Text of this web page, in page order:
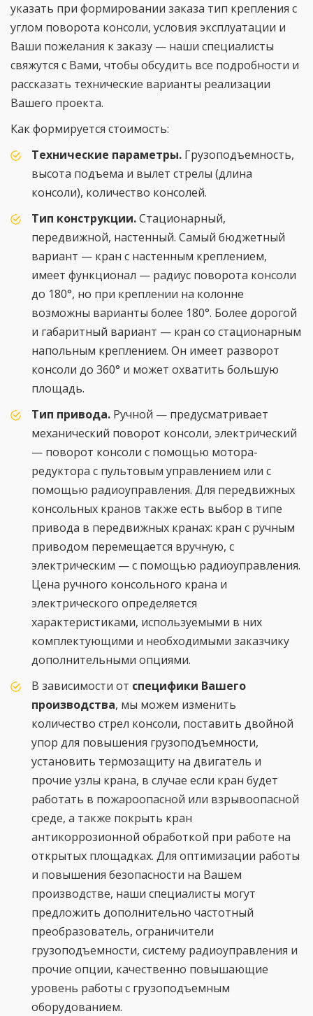
указать при формировании заказа тип крепления с
углом поворота консоли, условия эксплуатации и
Ваши пожелания к заказу — наши специалисты
свяжутся с Вами, чтобы обсудить все подробности и
рассказать технические варианты реализации
Вашего проекта.
Как формируется стоимость:
Технические параметры. Грузоподъемность,
высота подъема и вылет стрелы (длина
консоли), количество консолей.
Тип конструкции.Стационарный,
передвижной, настенный. Самый бюджетный
вариант — кран с настенным креплением,
имеет функционал — радиус поворота консоли
до 180°, но при креплении на колонне
возможны варианты более 180°. Более дорогой
и габаритный вариант — кран со стационарным
напольным креплением. Он имеет разворот
консоли до 360° и может охватить большую
площадь.
Тип привода. Ручной — предусматривает
механический поворот консоли, электрический
— поворот консоли с помощью мотора-
редуктора с пультовым управлением или с
помощью радиоуправления. Для передвижных
консольных кранов также есть выбор в типе
привода в передвижных кранах: кран с ручным
приводом перемещается вручную, с
электрическим — с помощью радиоуправления.
Цена ручного консольного крана и
электрического определяется
характеристиками, используемыми в них
комплектующими и необходимыми заказчику
дополнительными опциями.
В зависимости от специфики Вашего
производства, мы можем изменить
количество стрел консоли, поставить двойной
упор для повышения грузоподъемности,
установить термозащиту на двигатель и
прочие узлы крана, в случае если кран будет
работать в пожароопасной или взрывоопасной
среде, а также покрыть кран
антикоррозионной обработкой при работе на
открытых площадках. Для оптимизации работы
и повышения безопасности на Вашем
производстве, наши специалисты могут
предложить дополнительно частотный
преобразователь, ограничители
грузоподъемности, систему радиоуправления и
прочие опции, качественно повышающие
уровень работы с грузоподъемным
оборудованием.